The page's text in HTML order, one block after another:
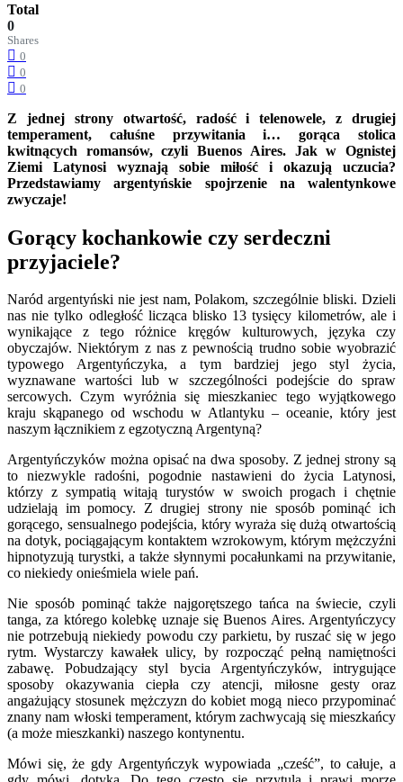
Total
0
Shares
0
0
0
Z jednej strony otwartość, radość i telenowele, z drugiej
temperament, całuśne przywitania i… gorąca stolica
kwitnących romansów, czyli Buenos Aires. Jak w Ognistej
Ziemi Latynosi wyznają sobie miłość i okazują uczucia?
Przedstawiamy argentyńskie spojrzenie na walentynkowe
zwyczaje!
Gorący kochankowie czy serdeczni
przyjaciele?
Naród argentyński nie jest nam, Polakom, szczególnie bliski. Dzieli
nas nie tylko odległość licząca blisko 13 tysięcy kilometrów, ale i
wynikające z tego różnice kręgów kulturowych, języka czy
obyczajów. Niektórym z nas z pewnością trudno sobie wyobrazić
typowego Argentyńczyka, a tym bardziej jego styl życia,
wyznawane wartości lub w szczególności podejście do spraw
sercowych. Czym wyróżnia się mieszkaniec tego wyjątkowego
kraju skąpanego od wschodu w Atlantyku – oceanie, który jest
naszym łącznikiem z egzotyczną Argentyną?
Argentyńczyków można opisać na dwa sposoby. Z jednej strony są
to niezwykle radośni, pogodnie nastawieni do życia Latynosi,
którzy z sympatią witają turystów w swoich progach i chętnie
udzielają im pomocy. Z drugiej strony nie sposób pominąć ich
gorącego, sensualnego podejścia, który wyraża się dużą otwartością
na dotyk, pociągającym kontaktem wzrokowym, którym mężczyźni
hipnotyzują turystki, a także słynnymi pocałunkami na przywitanie,
co niekiedy onieśmiela wiele pań.
Nie sposób pominąć także najgorętszego tańca na świecie, czyli
tanga, za którego kolebkę uznaje się Buenos Aires. Argentyńczycy
nie potrzebują niekiedy powodu czy parkietu, by ruszać się w jego
rytm. Wystarczy kawałek ulicy, by rozpocząć pełną namiętności
zabawę. Pobudzający styl bycia Argentyńczyków, intrygujące
sposoby okazywania ciepła czy atencji, miłosne gesty oraz
angażujący stosunek mężczyzn do kobiet mogą nieco przypominać
znany nam włoski temperament, którym zachwycają się mieszkańcy
(a może mieszkanki) naszego kontynentu.
Mówi się, że gdy Argentyńczyk wypowiada „cześć”, to całuje, a